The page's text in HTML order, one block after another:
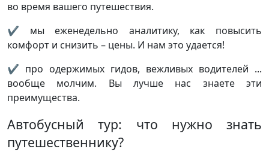
во время вашего путешествия.
✔ мы еженедельно аналитику, как повысить
комфорт и снизить – цены. И нам это удается!
✔ про одержимых гидов, вежливых водителей ...
вообще молчим. Вы лучше нас знаете эти
преимущества.
Автобусный тур: что нужно знать
путешественнику?